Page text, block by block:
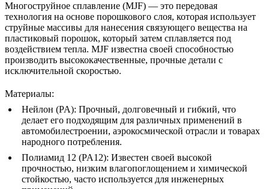
Многоструйное сплавление (MJF) — это передовая
технология на основе порошкового слоя, которая использует
струйные массивы для нанесения связующего вещества на
пластиковый порошок, который затем сплавляется под
воздействием тепла. MJF известна своей способностью
производить высококачественные, прочные детали с
исключительной скоростью.
Материалы:
Нейлон (PA): Прочный, долговечный и гибкий, что
делает его подходящим для различных применений в
автомобилестроении, аэрокосмической отрасли и товарах
народного потребления.
Полиамид 12 (PA12): Известен своей высокой
прочностью, низким влагопоглощением и химической
стойкостью, часто используется для инженерных